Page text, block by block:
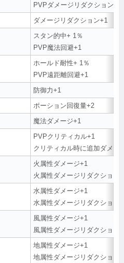
PVPダメージリダクション+1
ダメージリダクション+1
スタン的中+ 1％
PVP魔法回避+1
ホールド耐性+ 1％
PVP遠距離回避+1
防御力+1
ポーション回復量+2
魔法ダメージ+1
PVPクリティカル+1
クリティカル時に追加ダメー
火属性ダメージ+1
火属性ダメージリダクション
水属性ダメージ+1
水属性ダメージリダクション
風属性ダメージ+1
風属性ダメージリダクション
地属性ダメージ+1
地属性ダメージリダクション